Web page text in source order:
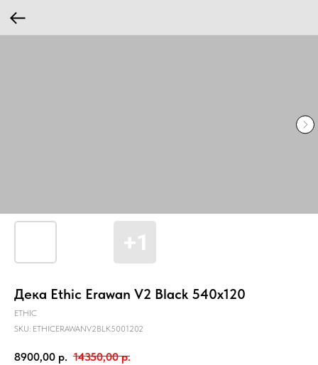
Дека Ethic Erawan V2 Black 540x120
ETHIC
SKU: ETHICERAWANV2BLK5001202
8900,00 р. 14350,00 р.